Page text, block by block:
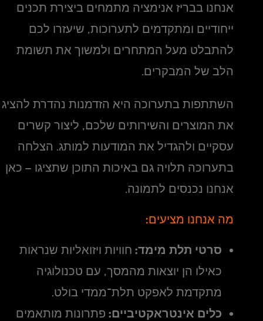
אנחנו בבריז אנימציה מתמחים ביצירת תכנים
ייחודיים ומתקדמים לתערוכות, שיעזרו לכם
להתבלט מעל המתחרים ולמשוך את תשומת
הלב של המבקרים.
השתתפות בתערוכה היא הזדמנות נהדרת להציג
את המוצרים והשירותים שלכם, ליצור קשרים
עסקיים ולהגדיל את המודעות למותג. הצלחה
בתערוכה תלויה גם באיכות התוכן שתציגו – כאן
אנחנו נכנסים לתמונה.
מה אנחנו מציעים:
סרטי תלת מימד: חוויות ויזואליות שנראות
כאילו הן יוצאות מהמסך, עם טכנולוגיה
מתקדמת לאפקט תלת־ממדי בולט.
כלים אינטראקטיביים: פתרונות מותאמים